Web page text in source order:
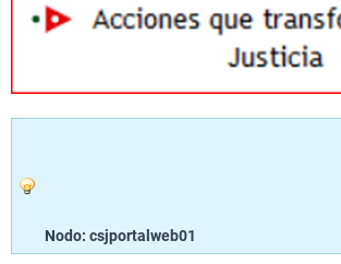
Nodo: csjportalweb01